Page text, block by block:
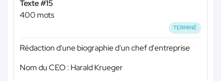
Texte #15
400 mots
TERMINÉ
Rédaction d'une biographie d'un chef d'entreprise
Nom du CEO : Harald Krueger